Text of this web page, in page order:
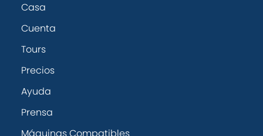
Casa
Cuenta
Tours
Precios
Ayuda
Prensa